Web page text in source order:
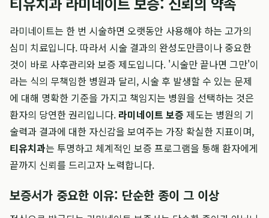
라미네이트는 한 번 시술하면 오랫동안 사용해야 하는 고가의
심미 치료입니다. 따라서 시술 결과의 완성도만큼이나 중요한
것이 바로 사후관리와 보증 제도입니다. '시술만 끝나면 그만'이
라는 식의 무책임한 병원과 달리, 시술 후 발생할 수 있는 문제
에 대해 명확한 기준을 가지고 책임지는 병원을 선택하는 것은
환자의 당연한 권리입니다. 라미네이트 보증 제도는 병원의 기
술력과 결과에 대한 자신감을 보여주는 가장 확실한 지표이며,
티유치과는 투명하고 체계적인 보증 프로그램을 통해 환자에게
끝까지 신뢰를 드리고자 노력합니다.
보증서가 중요한 이유: 단순한 종이 그 이상